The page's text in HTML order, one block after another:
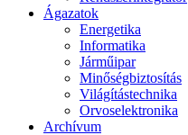
Ágazatok
Energetika
Informatika
Járműipar
Minőségbiztosítás
Világítástechnika
Orvoselektronika
Archívum